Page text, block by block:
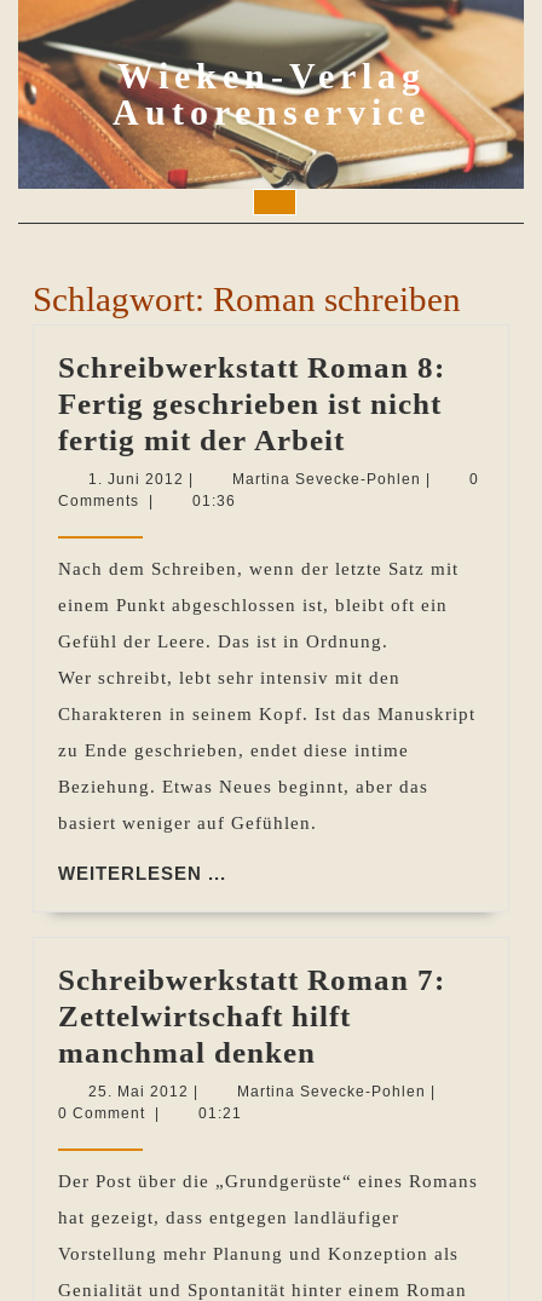
to
content
Wieken-Verlag
Autorenservice
Button
Schlagwort: Roman schreiben
Schreibwerkstatt Roman 8:
Fertig geschrieben ist nicht
fertig mit der Arbeit
Roman
geschrieben
ist
nicht
fertig
mit
der
Arbeit
1. Juni 2012 1.
Juni
Martina Sevecke-Pohlen Martina
0
Comments
01:36
Nach dem Schreiben, wenn der letzte Satz mit
einem Punkt abgeschlossen ist, bleibt oft ein
Gefühl der Leere. Das ist in Ordnung.
Wer schreibt, lebt sehr intensiv mit den
Charakteren in seinem Kopf. Ist das Manuskript
zu Ende geschrieben, endet diese intime
Beziehung. Etwas Neues beginnt, aber das
basiert weniger auf Gefühlen.
WEITERLESEN ...
Schreibwerkstatt Roman 7:
Zettelwirtschaft hilft
manchmal denken
Roman
hilft
manchmal
denken
25. Mai 2012 25.
Mai
| Martina Sevecke-Pohlen Martina
|
0 Comment
| 01:21
Der Post über die „Grundgerüste“ eines Romans
hat gezeigt, dass entgegen landläufiger
Vorstellung mehr Planung und Konzeption als
Genialität und Spontanität hinter einem Roman